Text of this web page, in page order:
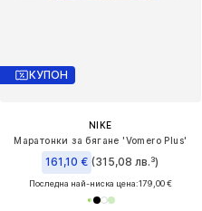
КУПОН
NIKE
Маратонки за бягане 'Vomero Plus'
161,10 € (315,08 лв.³)
Последна най-ниска цена:179,00 €